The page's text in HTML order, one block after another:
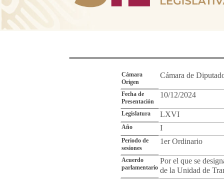
Cámara
Origen
Cámara de
Fecha de
Presentación
10/12/2024
Legislatura LXVI
Año I
Periodo de
sesiones
1er Ordinario
Acuerdo
parlamentario
Por el que se
de la Unidad de